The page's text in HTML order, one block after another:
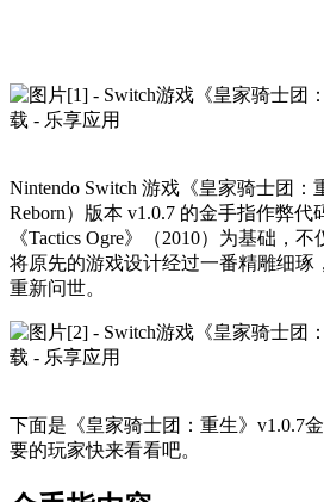
Nintendo Switch 游戏《皇家骑士团：
Reborn）版本 v1.0.7 的金手指作弊代
《Tactics Ogre》（2010）为基础，
将原先的游戏设计经过一番精雕细琢
重新问世。
下面是《皇家骑士团：重生》v1.0.7
要的玩家快来看看吧。